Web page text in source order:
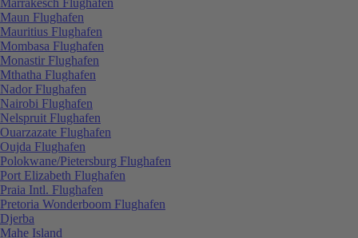
Maun Flughafen
Mauritius Flughafen
Mombasa Flughafen
Monastir Flughafen
Mthatha Flughafen
Nador Flughafen
Nairobi Flughafen
Nelspruit Flughafen
Ouarzazate Flughafen
Oujda Flughafen
Polokwane/Pietersburg Flughafen
Port Elizabeth Flughafen
Praia Intl. Flughafen
Pretoria Wonderboom Flughafen
Djerba
Mahe Island